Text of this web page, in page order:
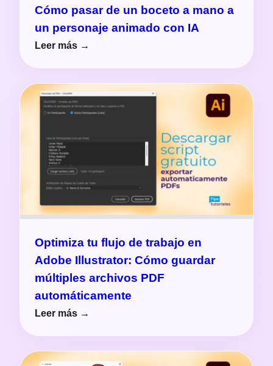
Cómo pasar de un boceto a mano a
un personaje animado con IA
Leer más →
Optimiza tu flujo de trabajo en
Adobe Illustrator: Cómo guardar
múltiples archivos PDF
automáticamente
Leer más →